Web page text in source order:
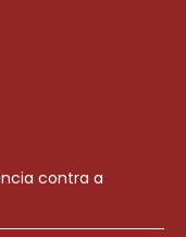
contra a